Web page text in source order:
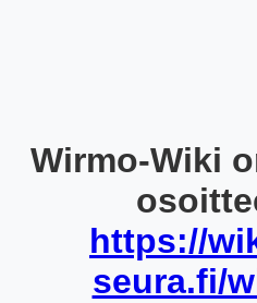
Wirmo-Wiki
https://
seura.fi/